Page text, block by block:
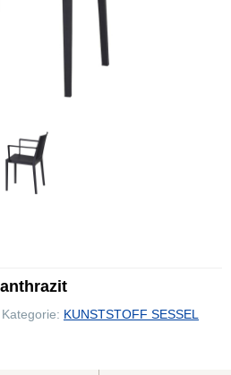
Kategorie: KUNSTSTOFF SESSEL